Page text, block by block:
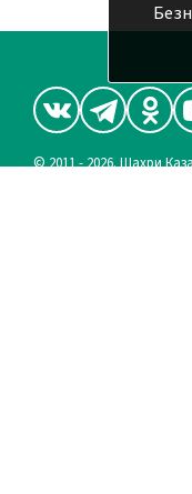
© 2011 - 2026. Шахри